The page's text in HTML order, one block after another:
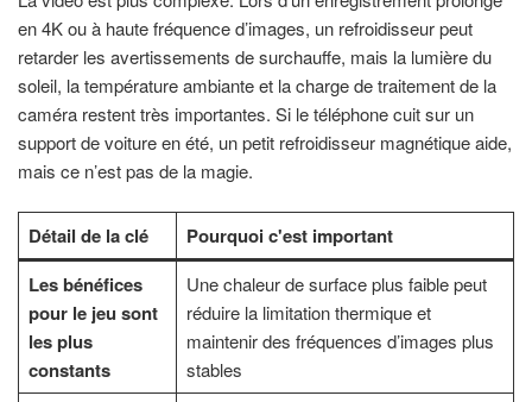
en 4K ou à haute fréquence d’images, un refroidisseur peut
retarder les avertissements de surchauffe, mais la lumière du
soleil, la température ambiante et la charge de traitement de la
caméra restent très importantes. Si le téléphone cuit sur un
support de voiture en été, un petit refroidisseur magnétique aide,
mais ce n’est pas de la magie.
Détail de la clé
Pourquoi c'est important
Les bénéfices
pour le jeu sont
les plus
constants
Une chaleur de surface plus faible peut
réduire la limitation thermique et
maintenir des fréquences d’images plus
stables